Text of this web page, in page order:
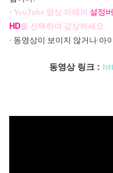
· YouTube 영상 아래의 설정
HD를 선택하여 감상하세요.
· 동영상이 보이지 않거나 아
동영상 링크 :